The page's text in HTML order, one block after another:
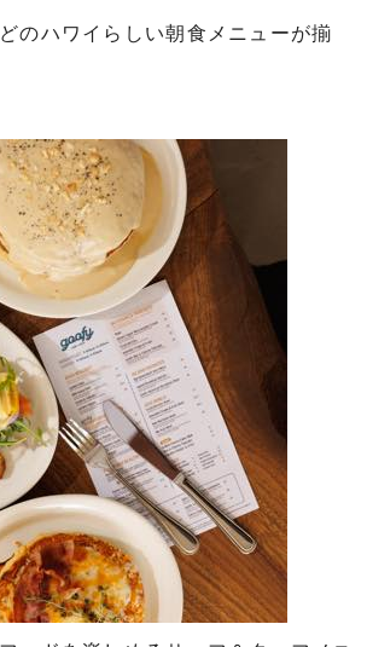
のハワイらしい朝食メニューが揃